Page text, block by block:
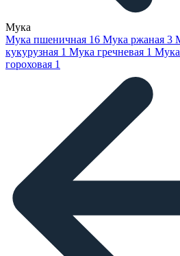
Мука
Мука пшеничная 16 Мука ржаная 3
кукурузная 1 Мука гречневая 1 Мука
гороховая 1